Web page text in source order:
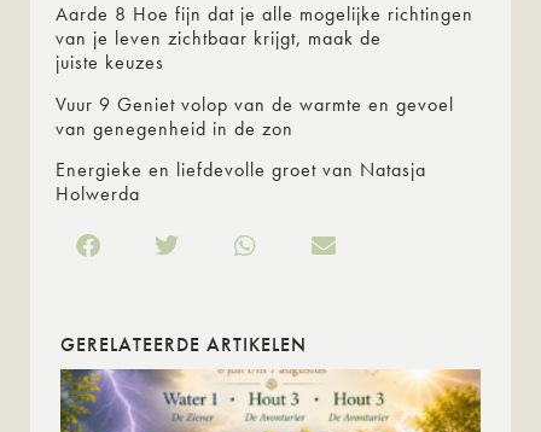
Aarde 8 Hoe fijn dat je alle mogelijke richtingen
van je leven zichtbaar krijgt, maak de
juiste keuzes
Vuur 9 Geniet volop van de warmte en gevoel
van genegenheid in de zon
Energieke en liefdevolle groet van Natasja
Holwerda
GERELATEERDE ARTIKELEN